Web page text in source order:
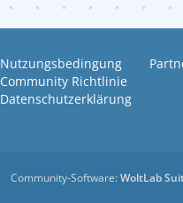
Nutzungsbedingung
Community Richtlinie
Datenschutzerklärung
Community-Software:WoltLab